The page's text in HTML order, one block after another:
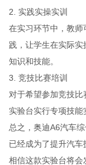
2. 实践实操实训
在实习环节中，教
践，让学生在实际
知识和技能。
3. 竞技比赛培训
对于希望参加竞技
实验台实行专项技能
总之，奥迪A6汽车
已经成为了提升汽车
相信这款实验台将会